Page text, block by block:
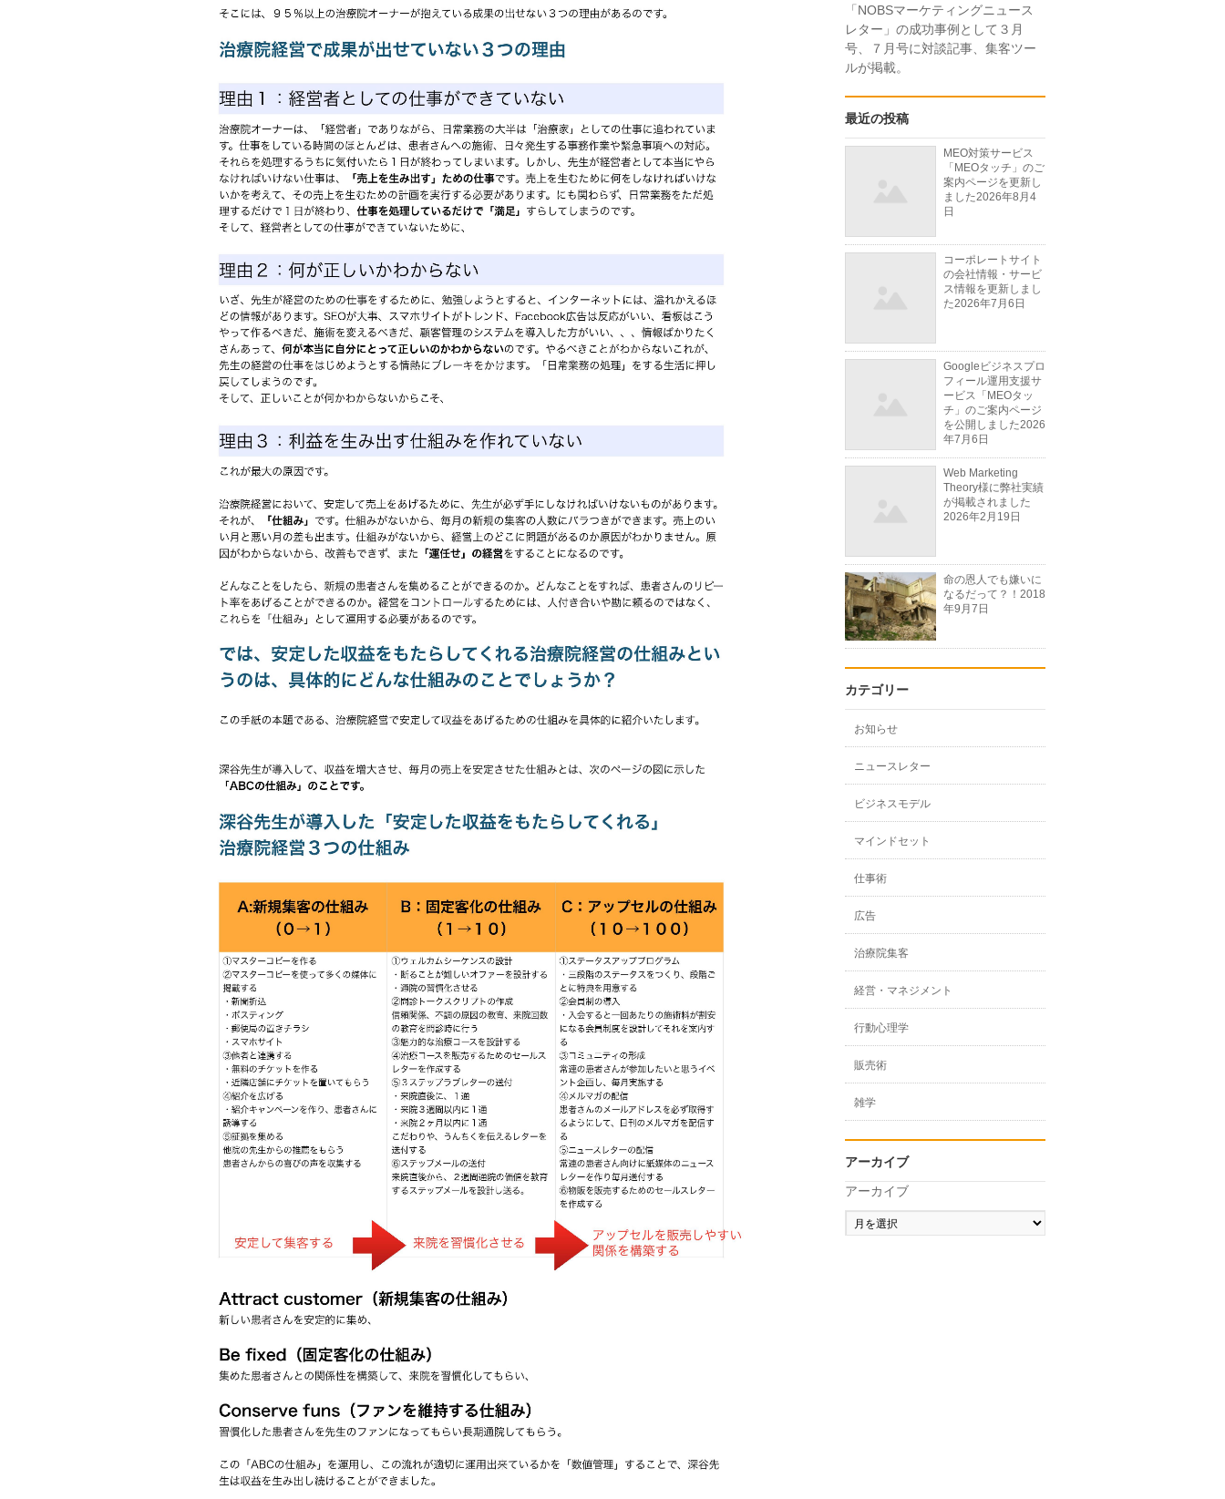
「NOBSマーケティングニュース
レター」の成功事例として３月
号、７月号に対談記事、集客ツー
ルが掲載。
最近の投稿
MEO対策サービス
「MEOタッチ」のご
案内ページを更新し
ました2026年8月4
日
コーポレートサイト
の会社情報・サービ
ス情報を更新しまし
た2026年7月6日
Googleビジネスプロ
フィール運用支援サ
ービス「MEOタッ
チ」のご案内ページ
を公開しました2026
年7月6日
Web Marketing
Theory様に弊社実績
が掲載されました
2026年2月19日
命の恩人でも嫌いに
なるだって？！ 2018
年9月7日
カテゴリー
お知らせ
ニュースレター
ビジネスモデル
マインドセット
仕事術
広告
治療院集客
経営・マネジメント
行動心理学
販売術
雑学
アーカイブ
アーカイブ